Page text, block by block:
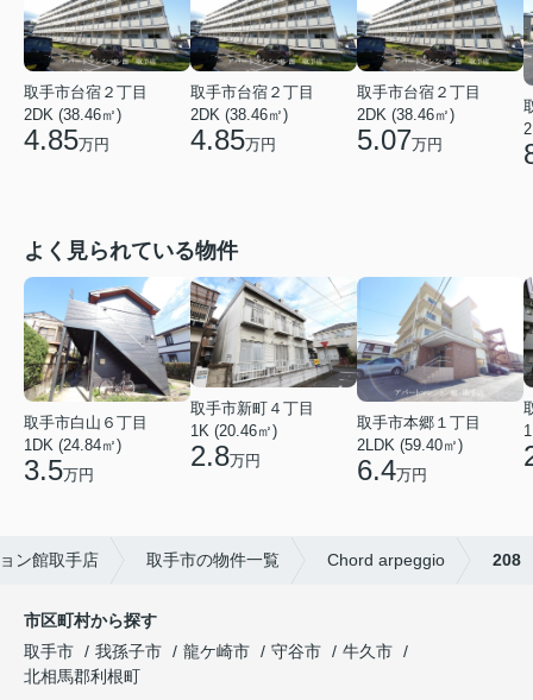
取手市台宿２丁目
2DK (38.46㎡)
4.85万円
取手市台宿２丁目
2DK (38.46㎡)
4.85万円
取手市台宿２丁目
2DK (38.46㎡)
5.07万円
よく見られている物件
取手市白山６丁目
1DK (24.84㎡)
3.5万円
取手市新町４丁目
1K (20.46㎡)
2.8万円
取手市本郷１丁目
2LDK (59.40㎡)
6.4万円
ン館取手店 取手市の物件一覧 Chord arpeggio 208
市区町村から探す
取手市
我孫子市 龍ケ崎市 守谷市
牛久市
北相馬郡利根町